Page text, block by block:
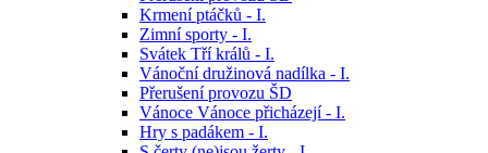
Krmení ptáčků - I.
Zimní sporty - I.
Svátek Tří králů - I.
Vánoční družinová nadílka - I.
Přerušení provozu ŠD
Vánoce Vánoce přicházejí - I.
Hry s padákem - I.